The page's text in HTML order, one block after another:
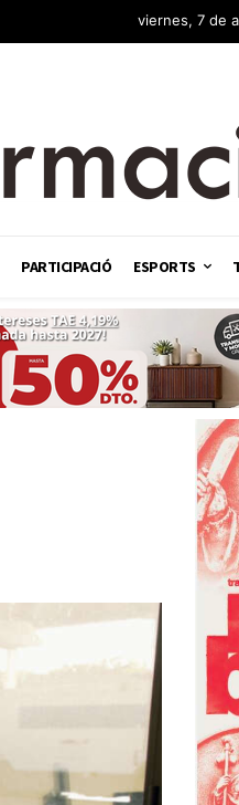
viernes, 7 de
PARTICIPACIÓ ESPORTS